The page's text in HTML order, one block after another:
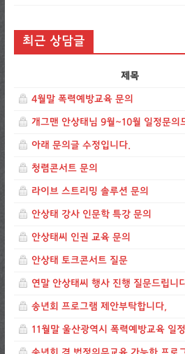
최근 상담글
제목
4월말 폭력예방교육 문의
개그맨 안상태님 9월~10월 일정문의
아래 문의글 수정입니다.
청렴콘서트 문의
라이브 스트리밍 솔루션 문의
안상태 강사 인문학 특강 문의
안상태씨 인권 교육 문의
안상태 토크콘서트 질문
연말 안상태씨 행사 진행 질문드립니
송년회 프로그램 제안부탁합니다,
11월말 울산광역시 폭력예방교육 일정